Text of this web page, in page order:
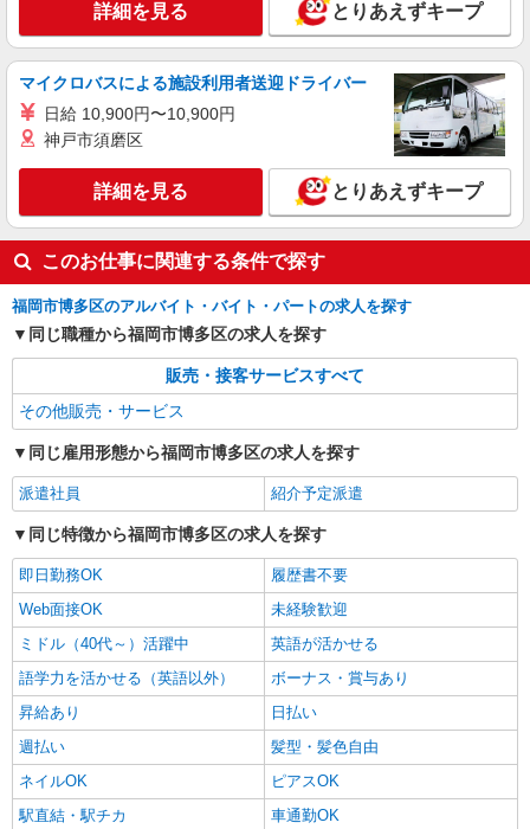
（福岡県）駅
キープ 詳細を見る
詳細を見る とりあえずキープ
マイクロバスによる施設利用者送迎ドライバー
日給 10,900円〜10,900円
神戸市須磨区
詳細を見る とりあえずキープ
このお仕事に関連する条件で探す
福岡市博多区のアルバイト・バイト・パートの求人を探す
同じ職種から福岡市博多区の求人を探す
販売・接客サービスすべて
その他販売・サービス
同じ雇用形態から福岡市博多区の求人を探す
派遣社員 紹介予定派遣
同じ特徴から福岡市博多区の求人を探す
即日勤務OK
履歴書不要
Web面接OK
未経験歓迎
ミドル（40代～）活躍中
英語が活かせる
語学力を活かせる（英語以外）
ボーナス・賞与あり
昇給あり
日払い
週払い
髪型・髪色自由
ネイルOK
ピアスOK
駅直結・駅チカ
車通勤OK